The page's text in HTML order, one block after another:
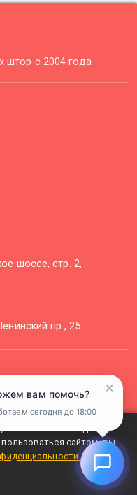
штор с 2004 года
шоссе, стр. 2,
пр., 25
цены уточняйте
аналитики для
сайтом, вы
.
✕
вам помочь?
сегодня до 18:00